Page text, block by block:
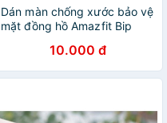
Dán màn chống xước bảo vệ
mặt đồng hồ Amazfit Bip
10.000 đ